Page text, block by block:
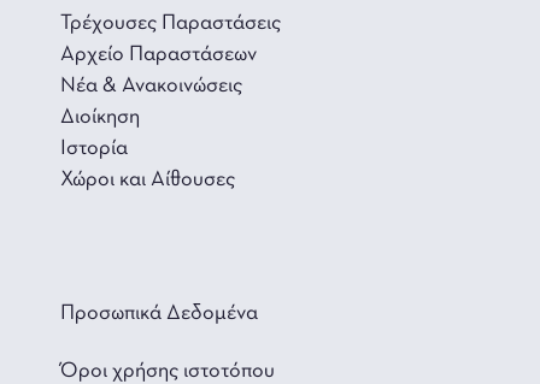
Τρέχουσες Παραστάσεις
Αρχείο Παραστάσεων
Νέα & Ανακοινώσεις
Διοίκηση
Ιστορία
Χώροι και Αίθουσες
Προσωπικά Δεδομένα
Όροι χρήσης ιστοτόπου